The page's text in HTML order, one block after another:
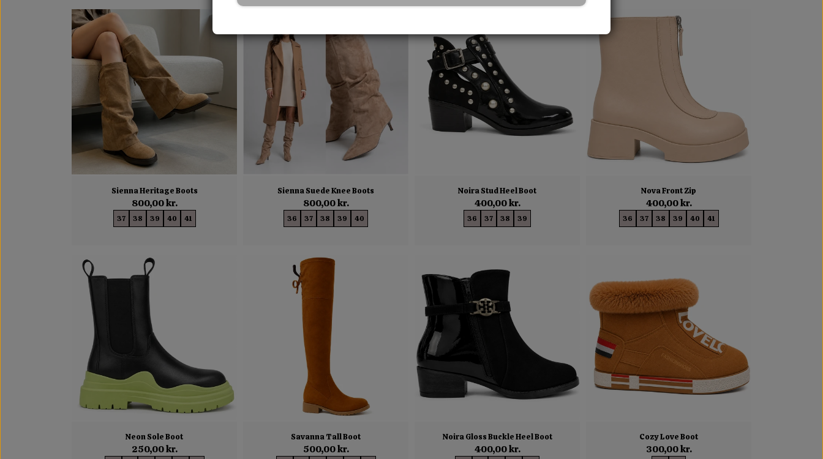
Sienna Heritage Boots
800,00 kr.
37 38 39 40 41
Sienna Suede Knee Boots
800,00 kr.
36 37 38 39 40
Noira Stud Heel Boot
400,00 kr.
36 37 38 39
Nova Front Zip
400,00 kr.
36 37 38 39 40 41
Neon Sole Boot
250,00 kr.
Savanna Tall Boot
500,00 kr.
Noira Gloss Buckle Heel Boot
400,00 kr.
Cozy Love Boot
300,00 kr.